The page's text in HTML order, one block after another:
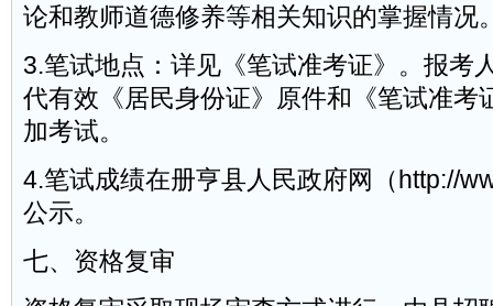
论和教师道德修养等相关知识的掌握情况
3.笔试地点：详见《笔试准考证》。报考
代有效《居民身份证》原件和《笔试准考
加考试。
4.笔试成绩在册亨县人民政府网（http://
公示。
七、资格复审